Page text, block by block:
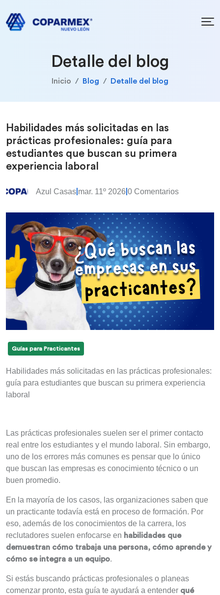
Detalle del blog
Inicio Blog Detalle del blog
Habilidades más solicitadas en las
prácticas profesionales: guía para
estudiantes que buscan su primera
experiencia laboral
Azul Casas mar. 11º 2026 0 Comentarios
Guías para Practicantes
Habilidades más solicitadas en las prácticas profesionales:
guía para estudiantes que buscan su primera experiencia
laboral
Las prácticas profesionales suelen ser el primer contacto
real entre los estudiantes y el mundo laboral. Sin embargo,
uno de los errores más comunes es pensar que lo único
que buscan las empresas es conocimiento técnico o un
buen promedio.
En la mayoría de los casos, las organizaciones saben que
un practicante todavía está en proceso de formación. Por
eso, además de los conocimientos de la carrera, los
reclutadores suelen enfocarse en habilidades que
demuestran cómo trabaja una persona, cómo aprende y
cómo se integra a un equipo.
Si estás buscando prácticas profesionales o planeas
comenzar pronto, esta guía te ayudará a entender qué